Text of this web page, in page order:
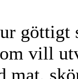
göttigt
vill
mat,